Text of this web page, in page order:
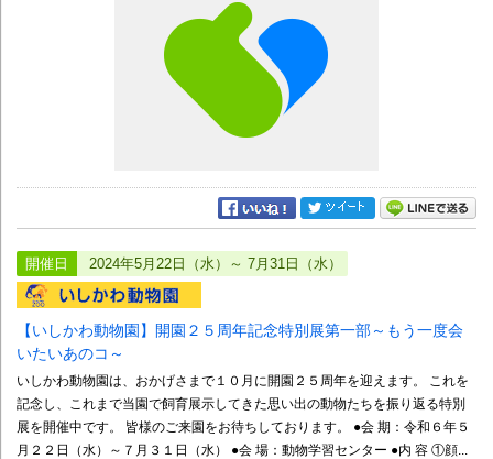
開催日 2024年5月22日（水）～ 7月31日（水）
【いしかわ動物園】開園２５周年記念特別展第一部～もう一度会
いたいあのコ～
いしかわ動物園は、おかげさまで１０月に開園２５周年を迎えます。 これを
記念し、これまで当園で飼育展示してきた思い出の動物たちを振り返る特別
展を開催中です。 皆様のご来園をお待ちしております。 ●会 期：令和６年５
月２２日（水）～７月３１日（水） ●会 場：動物学習センター ●内 容 ①顔...